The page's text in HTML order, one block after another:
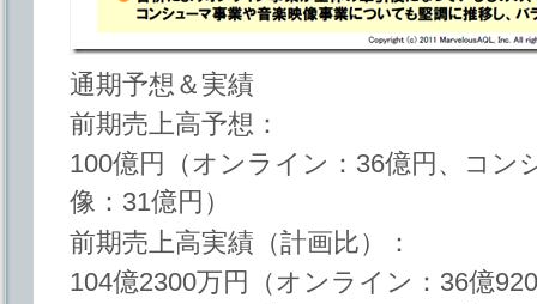
通期予想＆実績
前期売上高予想：
100億円（オンライン：36億円、コン
像：31億円）
前期売上高実績（計画比）：
104億2300万円（オンライン：36億